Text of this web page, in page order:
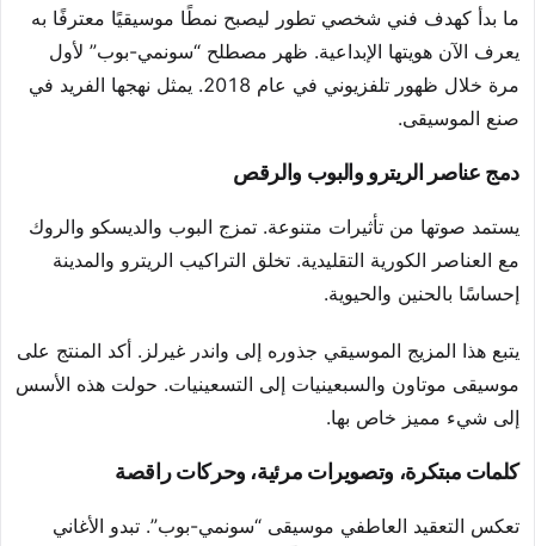
ما بدأ كهدف فني شخصي تطور ليصبح نمطًا موسيقيًا معترفًا به
يعرف الآن هويتها الإبداعية. ظهر مصطلح “سونمي-بوب” لأول
مرة خلال ظهور تلفزيوني في عام 2018. يمثل نهجها الفريد في
صنع الموسيقى.
دمج عناصر الريترو والبوب والرقص
يستمد صوتها من تأثيرات متنوعة. تمزج البوب والديسكو والروك
مع العناصر الكورية التقليدية. تخلق التراكيب الريترو والمدينة
إحساسًا بالحنين والحيوية.
يتبع هذا المزيج الموسيقي جذوره إلى واندر غيرلز. أكد المنتج على
موسيقى موتاون والسبعينيات إلى التسعينيات. حولت هذه الأسس
إلى شيء مميز خاص بها.
كلمات مبتكرة، وتصويرات مرئية، وحركات راقصة
تعكس التعقيد العاطفي موسيقى “سونمي-بوب”. تبدو الأغاني